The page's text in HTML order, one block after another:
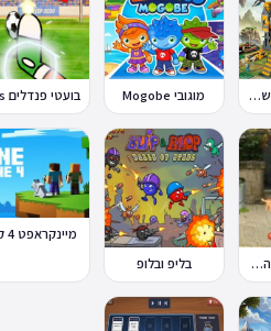
לגו צ'ימה מקדש האריות מוגובי Mogobe
במבה בעקבות החטיף החטוף 2
בליפ ובלופ
מיינקראפט 4 קלון